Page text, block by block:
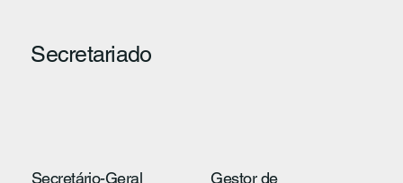
Secretariado
Secretário-Geral
Gestor de